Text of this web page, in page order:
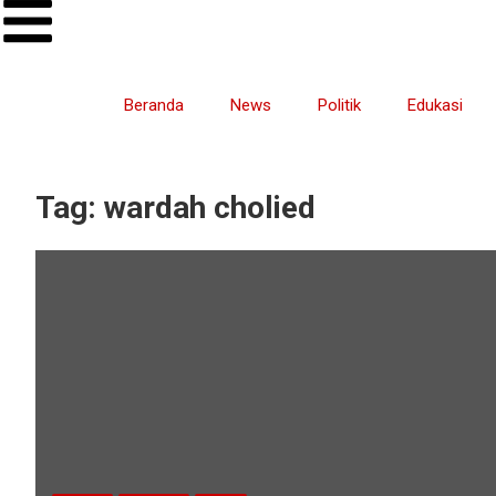
Beranda News Politik Edukasi
Tag: wardah cholied